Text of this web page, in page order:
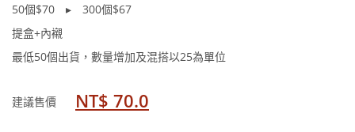
50個$70 ▸ 300個$67
提盒+內襯
最低50個出貨，數量增加及混搭以25為單位
建議售價 NT$ 70.0